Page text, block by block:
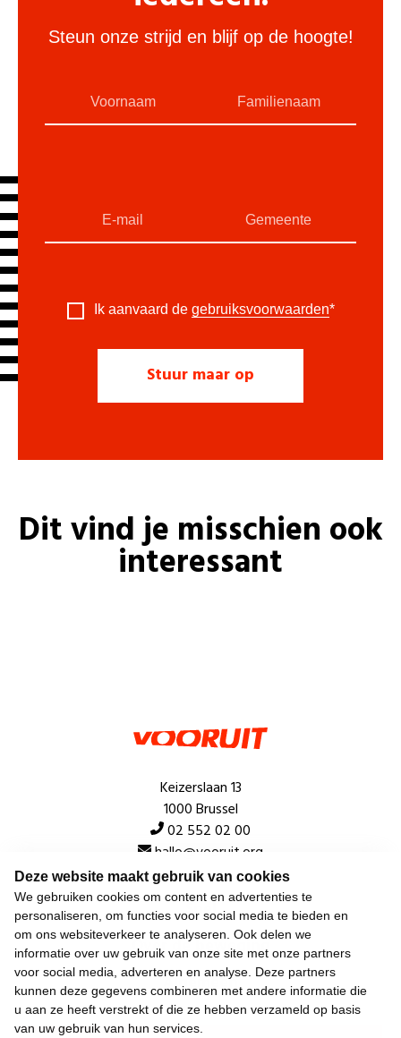
Deze website maakt gebruik van cookies
We gebruiken cookies om content en advertenties te
personaliseren, om functies voor social media te bieden en
om ons websiteverkeer te analyseren. Ook delen we
informatie over uw gebruik van onze site met onze partners
voor social media, adverteren en analyse. Deze partners
kunnen deze gegevens combineren met andere informatie die
u aan ze heeft verstrekt of die ze hebben verzameld op basis
van uw gebruik van hun services.
Steun onze strijd en blijf op de hoogte!
Ik aanvaard de gebruiksvoorwaarden*
Dit vind je misschien ook
interessant
Keizerslaan 13
1000 Brussel
02 552 02 00
hallo@vooruit.org
Snel
Over de beweging
Algemeen